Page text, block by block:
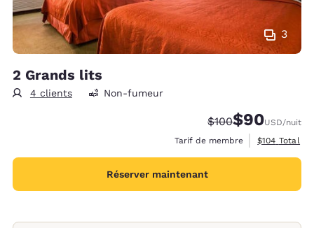
3
2 Grands lits
4 clients Non-fumeur
Tarif barré :
$100Tarif réduit :
$90USD/nuit
Tarif de membre
Afficher les
$104 Total
Réserver maintenant